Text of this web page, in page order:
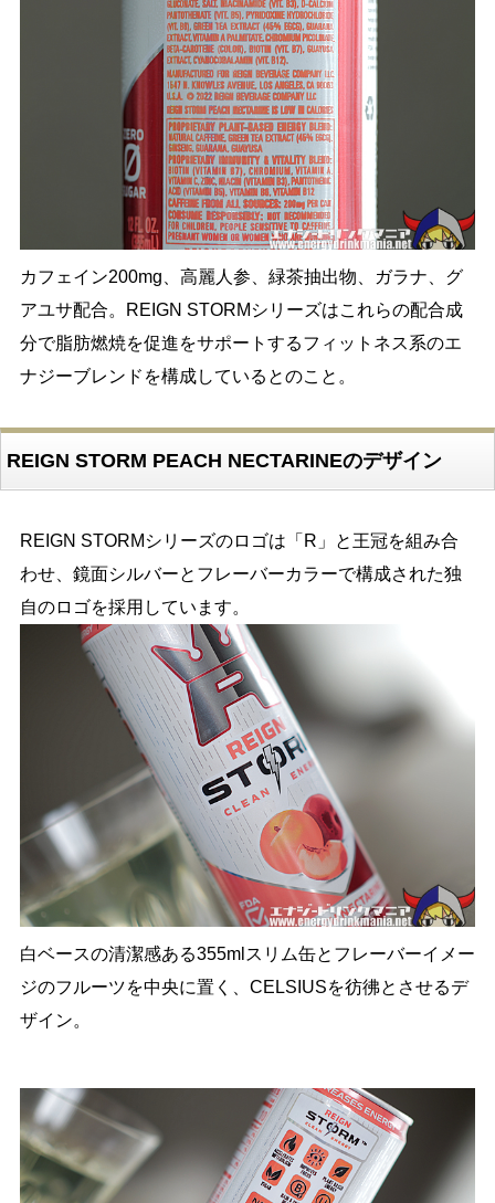
カフェイン200mg、高麗人参、緑茶抽出物、ガラナ、グ
アユサ配合。REIGN STORMシリーズはこれらの配合成
分で脂肪燃焼を促進をサポートするフィットネス系のエ
ナジーブレンドを構成しているとのこと。
REIGN STORM PEACH NECTARINEのデザイン
REIGN STORMシリーズのロゴは「R」と王冠を組み合
わせ、鏡面シルバーとフレーバーカラーで構成された独
自のロゴを採用しています。
白ベースの清潔感ある355mlスリム缶とフレーバーイメー
ジのフルーツを中央に置く、CELSIUSを彷彿とさせるデ
ザイン。